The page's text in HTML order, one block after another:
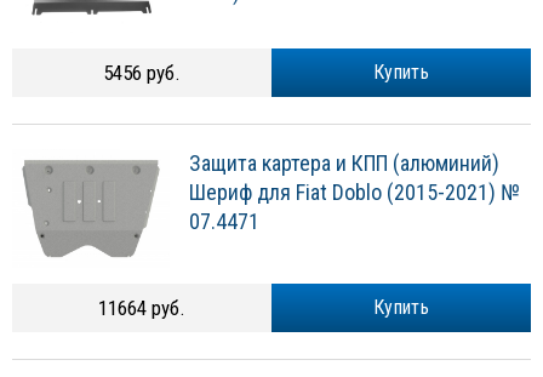
Купить
5456 руб.
Защита картера и КПП (алюминий)
Шериф для Fiat Doblo (2015-2021) №
07.4471
Купить
11664 руб.